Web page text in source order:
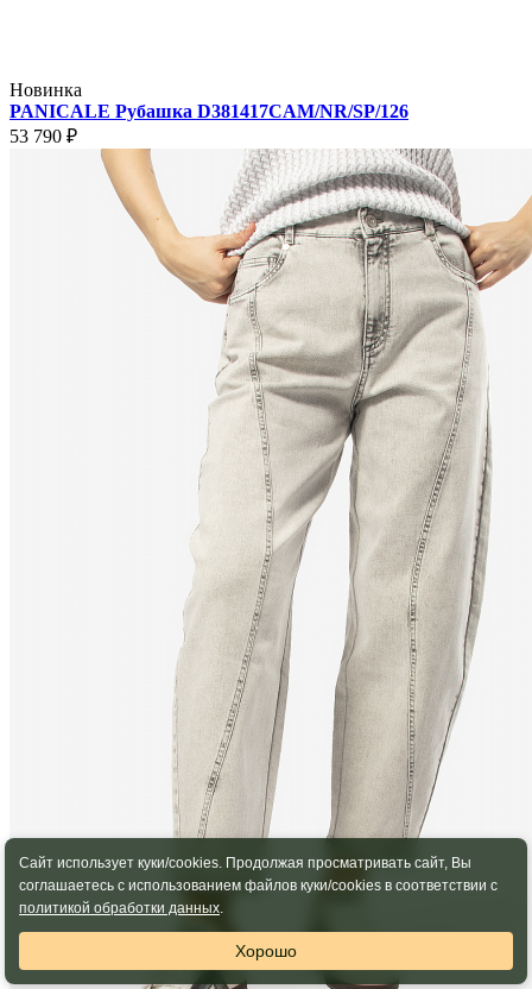
Новинка
PANICALE Рубашка D381417CAM/NR/SP/126
53 790 ₽
Сайт использует куки/cookies. Продолжая просматривать сайт, Вы
соглашаетесь с использованием файлов куки/cookies в соответствии с
политикой обработки данных.
Хорошо